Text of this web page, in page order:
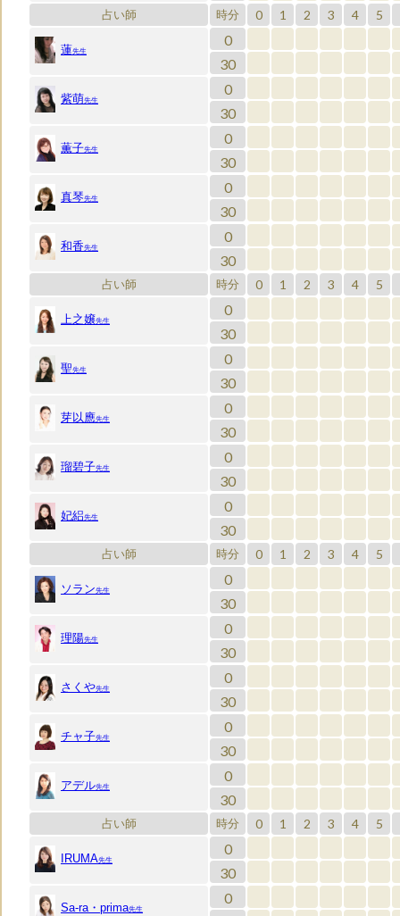
占い師 時分 0 1 2 3 4 5
蓮先生
0
30
紫萌先生
0
30
薫子先生
0
30
真琴先生
0
30
和香先生
0
30
占い師 時分 0 1 2 3 4 5
上之嬢先生
0
30
聖先生
0
30
芽以應先生
0
30
瑠碧子先生
0
30
妃絽先生
0
30
占い師 時分 0 1 2 3 4 5
ソラン先生
0
30
理陽先生
0
30
さくや先生
0
30
チャ子先生
0
30
アデル先生
0
30
占い師 時分 0 1 2 3 4 5
IRUMA先生
0
30
Sa-ra・prima先生
0